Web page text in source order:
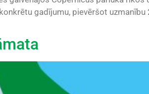
gadījumu, pievēršot